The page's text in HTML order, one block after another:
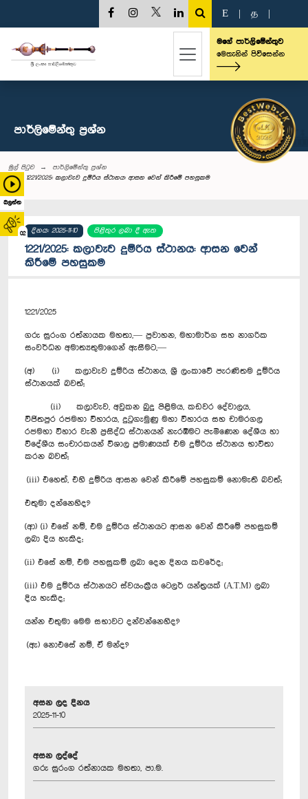
බලන්න
02
E த
මගේ පාර්ලිමේන්තුව
මෙතැනින් පිවිසෙන්න
පාර්ලි‌මේන්තු‌ ප්‍රශ්න
මුල් පිටුව
පාර්ලි‌මේන්තු‌ ප්‍රශ්න
1221/2025: කලාවැව දුම්රිය ස්ථානය: ආසන වෙන් කිරීමේ පහසුකම
දිනය: 2025-11-10 පිළිතුර ලබා දී ඇත
1221/2025: කලාවැව දුම්රිය ස්ථානය: ආසන වෙන්
කිරීමේ පහසුකම
1221/2025
ගරු සුරංග රත්නායක මහතා,— ප්‍රවාහන, මහාමාර්ග සහ නාගරික
සංවර්ධන අමාත්‍යතුමාගෙන් ඇසීමට,—
(අ) (i) කලාවැව දුම්රිය ස්ථානය, ශ්‍රී ලංකාවේ පැරණිතම දුම්රිය
ස්ථානයක් බවත්;
(ii) කලාවැව, අවුකන බුදු පිළිමය, කඩවර දේවාලය,
විජිතපුර රජමහා විහාරය, දුටුගැමුණු මහා විහාරය සහ චාමරගල
රජමහා විහාර වැනි ප්‍රසිද්ධ ස්ථානයන් නැරඹීමට පැමිණෙන දේශීය හා
විදේශීය සංචාරකයන් විශාල ප්‍රමාණයක් එම දුම්රිය ස්ථානය භාවිතා
කරන බවත්;
(iii) එහෙත්, එහි දුම්රිය ආසන වෙන් කිරීමේ පහසුකම් නොමැති බවත්;
එතුමා දන්නෙහිද?
(ආ) (i) එසේ නම්, එම දුම්රිය ස්ථානයට ආසන වෙන් කිරීමේ පහසුකම්
ලබා දිය හැකිද;
(ii) එසේ නම්, එම පහසුකම් ලබා දෙන දිනය කවරේද;
(iii) එම දුම්රිය ස්ථානයට ස්වයංක්‍රීය ටෙලර් යන්ත්‍රයක් (A.T.M) ලබා
දිය හැකිද;
යන්න එතුමා මෙම සභාවට දන්වන්නෙහිද?
(ඇ) නොඑසේ නම්, ඒ මන්ද?
අසන ලද දිනය
2025-11-10
අසන ලද්දේ
ගරු සුරංග රත්නායක මහතා, පා.ම.